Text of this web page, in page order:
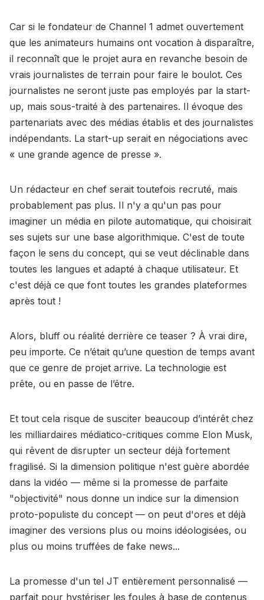
Car si le fondateur de Channel 1 admet ouvertement
que les animateurs humains ont vocation à disparaître,
il reconnaît que le projet aura en revanche besoin de
vrais journalistes de terrain pour faire le boulot. Ces
journalistes ne seront juste pas employés par la start-
up, mais sous-traité à des partenaires. Il évoque des
partenariats avec des médias établis et des journalistes
indépendants. La start-up serait en négociations avec
« une grande agence de presse ».
Un rédacteur en chef serait toutefois recruté, mais
probablement pas plus. Il n'y a qu'un pas pour
imaginer un média en pilote automatique, qui choisirait
ses sujets sur une base algorithmique. C'est de toute
façon le sens du concept, qui se veut déclinable dans
toutes les langues et adapté à chaque utilisateur. Et
c'est déjà ce que font toutes les grandes plateformes
après tout !
Alors, bluff ou réalité derrière ce teaser ? À vrai dire,
peu importe. Ce n’était qu’une question de temps avant
que ce genre de projet arrive. La technologie est
prête, ou en passe de l’être.
Et tout cela risque de susciter beaucoup d’intérêt chez
les milliardaires médiatico-critiques comme Elon Musk,
qui rêvent de disrupter un secteur déjà fortement
fragilisé. Si la dimension politique n'est guère abordée
dans la vidéo — même si la promesse de parfaite
"objectivité" nous donne un indice sur la dimension
proto-populiste du concept — on peut d'ores et déjà
imaginer des versions plus ou moins idéologisées, ou
plus ou moins truffées de fake news...
La promesse d'un tel JT entièrement personnalisé —
parfait pour hystériser les foules à base de contenus